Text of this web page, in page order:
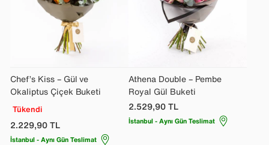
Chef’s Kiss – Gül ve
Okaliptus Çiçek Buketi
Tükendi
2.229,90TL
İstanbul - Aynı Gün Teslimat
Athena Double – Pembe
Royal Gül Buketi
2.529,90TL
İstanbul - Aynı Gün Teslimat